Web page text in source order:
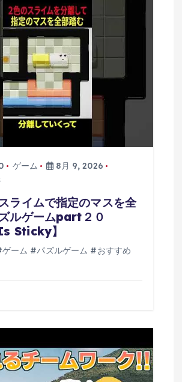
ゲーム
8月 9, 2026
ライムで指定のマスを全
ルゲームpart２０
Sticky】
ーム #パズルゲーム #おすすめ